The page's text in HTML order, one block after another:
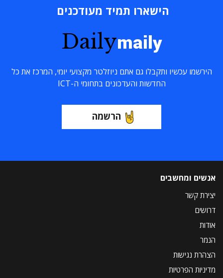
הישארו תמיד מעודכנים
Dailymaily
הירשמו עכשיו ותקבלו גם אתם ניוזלטר מקצועי יומי, המרכז את כל
החדשות והעדכונים בתחומי ה-ICT
הרשמה
אנשים ומחשבים
יצירת קשר
דרושים
אודות
הנמר
הצהרת נגישות
מדיניות הפרטיות